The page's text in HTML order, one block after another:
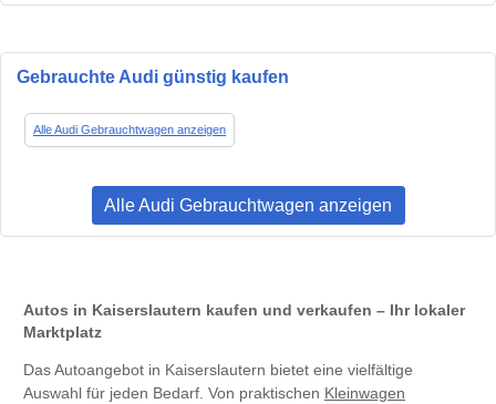
Gebrauchte Audi günstig kaufen
Alle Audi Gebrauchtwagen anzeigen
Alle Audi Gebrauchtwagen anzeigen
Autos in Kaiserslautern kaufen und verkaufen – Ihr lokaler
Marktplatz
Das Autoangebot in Kaiserslautern bietet eine vielfältige
Auswahl für jeden Bedarf. Von praktischen Kleinwagen